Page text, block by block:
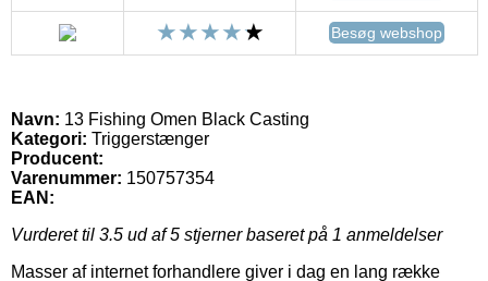
Besøg webshop
Navn: 13 Fishing Omen Black Casting
Kategori: Triggerstænger
Producent:
Varenummer: 150757354
EAN:
Vurderet til 3.5 ud af 5 stjerner baseret på 1 anmeldelser
Masser af internet forhandlere giver i dag en lang række